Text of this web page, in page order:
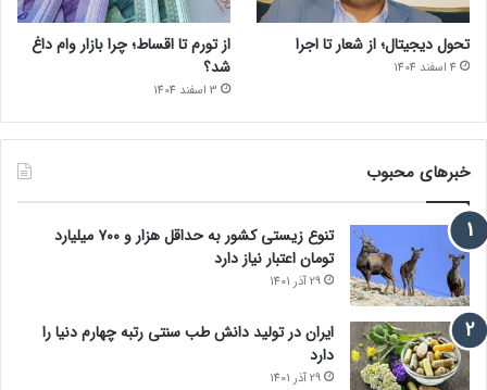
تحول دیجیتال؛ از شعار تا اجرا
4 اسفند 1404
از تورم تا اقساط؛ چرا بازار وام داغ
شد؟
3 اسفند 1404
خبرهای محبوب
تنوع زیستی کشور به حداقل هزار و ۷۰۰ میلیارد
تومان اعتبار نیاز دارد
29 آذر 1401
ایران در تولید دانش طب سنتی رتبه چهارم دنیا را
دارد
29 آذر 1401